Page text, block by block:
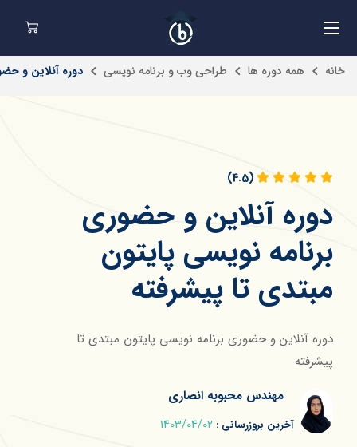
خانه همه دوره ها طراحی وب و برنامه نویسی دوره آنلاین و
(4.5)
دوره آنلاین و حضوری
برنامه نویسی پایتون
مبتدی تا پیشرفته
دوره آنلاین و حضوری برنامه نویسی پایتون مبتدی تا
پیشرفته
مهندس محبوبه انصاری
آخرین بروزرسانی : 1403/04/02